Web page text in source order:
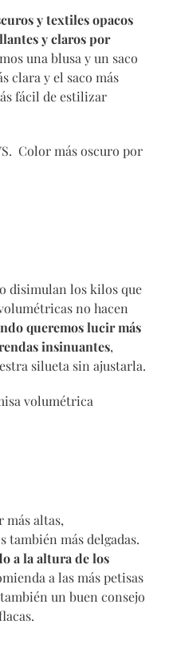
y textiles opacos
y claros por
una blusa y un saco
clara y el saco más
fácil de estilizar
Color más oscuro por
disimulan los kilos que
no hacen
queremos lucir más
insinuantes,
silueta sin ajustarla.
volumétrica
más altas,
también más delgadas.
a la altura de los
a las más petisas
un buen consejo